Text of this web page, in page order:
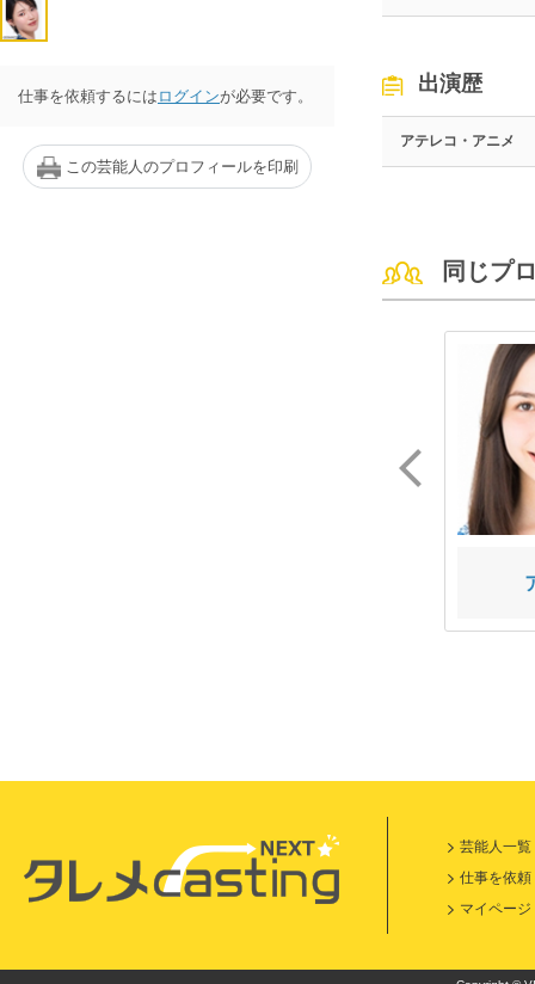
仕事を依頼するには ログインが必要です。
この芸能人のプロフィールを印刷
出演歴
アテレコ・アニメ
同じプ
芸能人一覧
仕事を依頼
マイページ